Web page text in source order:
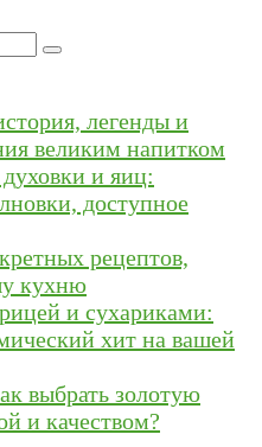
легенды и
великим напитком
и яиц:
доступное
рецептов,
кухню
и сухариками:
хит на вашей
выбрать золотую
и качеством?